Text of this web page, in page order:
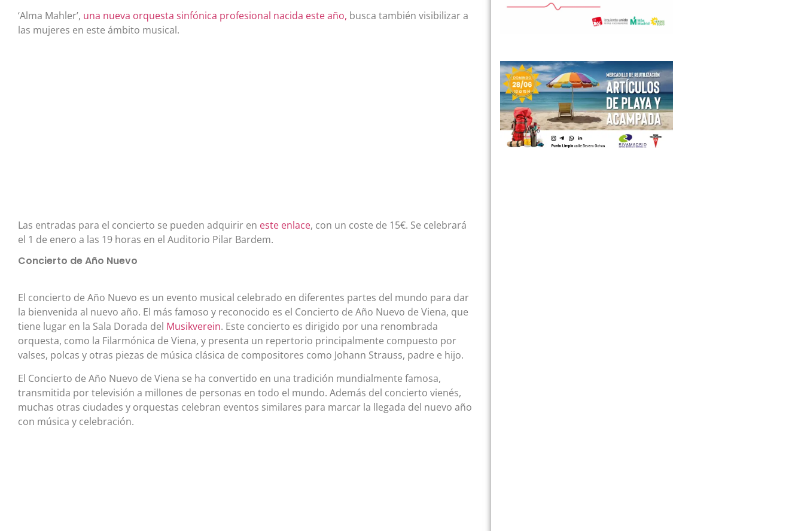
‘Alma Mahler’, una nueva orquesta sinfónica profesional nacida este año, busca también visibilizar a
las mujeres en este ámbito musical.
Las entradas para el concierto se pueden adquirir en este enlace, con un coste de 15€. Se celebrará
el 1 de enero a las 19 horas en el Auditorio Pilar Bardem.
Concierto de Año Nuevo
El concierto de Año Nuevo es un evento musical celebrado en diferentes partes del mundo para dar
la bienvenida al nuevo año. El más famoso y reconocido es el Concierto de Año Nuevo de Viena, que
tiene lugar en la Sala Dorada del Musikverein. Este concierto es dirigido por una renombrada
orquesta, como la Filarmónica de Viena, y presenta un repertorio principalmente compuesto por
valses, polcas y otras piezas de música clásica de compositores como Johann Strauss, padre e hijo.
El Concierto de Año Nuevo de Viena se ha convertido en una tradición mundialmente famosa,
transmitida por televisión a millones de personas en todo el mundo. Además del concierto vienés,
muchas otras ciudades y orquestas celebran eventos similares para marcar la llegada del nuevo año
con música y celebración.